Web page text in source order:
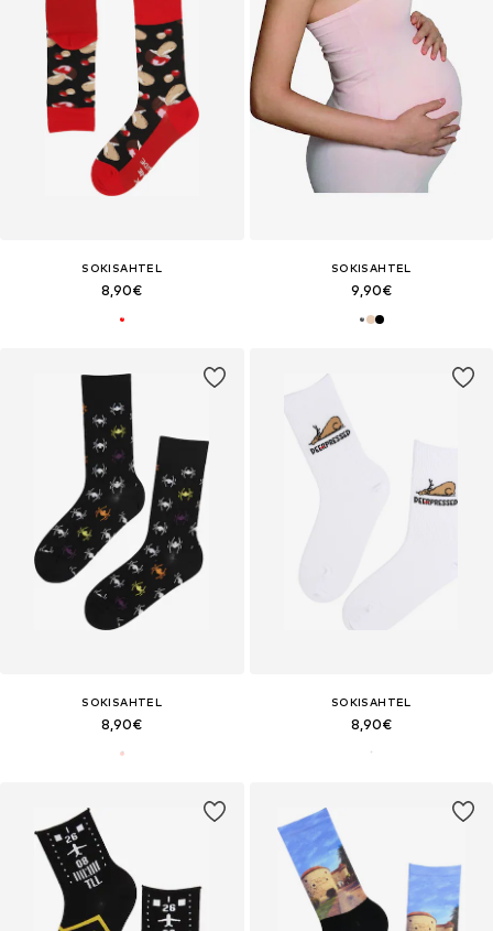
SOKISAHTEL
8,90€
SOKISAHTEL
9,90€
SOKISAHTEL
8,90€
SOKISAHTEL
8,90€